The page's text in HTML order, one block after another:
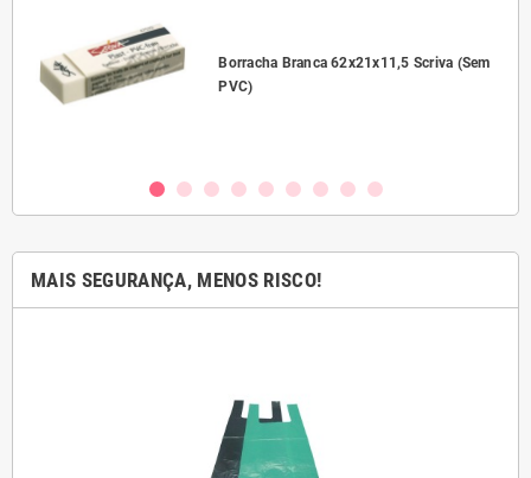
Borracha Branca 62x21x11,5 Scriva (Sem
PVC)
MAIS SEGURANÇA, MENOS RISCO!